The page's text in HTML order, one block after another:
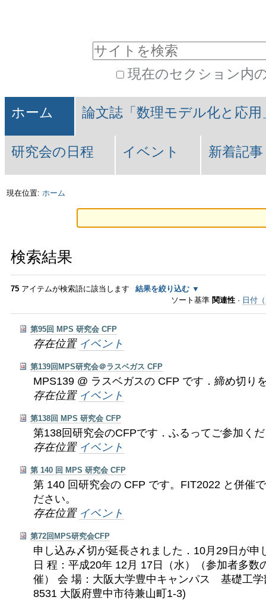
ツ
飛
ぶ
|
ゲ
ー
シ
ョ
ン
ル
ー
ル
現在のセクション内
細
索
Navigation
ホーム 論文誌「数理モデル化と応用
研究会の日程 イベント 新着記事
現在位置: ホーム
検索結果
75 アイテムが検索語に該当します
結果を絞り込む
ソート基準 関連性 · 日付
第95回 MPS 研究会 CFP
存在位置 イベント
第139回MPS研究会＠ラスベガス CFP
MPS139 @ ラスベガスの CFP です．締め切り
存在位置 イベント
第138回 MPS 研究会 CFP
第138回研究会のCFPです．ふるってご参加く
存在位置 イベント
第 140 回 MPS 研究会 CFP
第 140 回研究会の CFP です。FIT2022 と併催
ださい。
存在位置 イベント
第72回MPS研究会CFP
申し込み〆切が延長されました．10月29日が申
日 程：平成20年 12月 17日（水）（参加者多数
催） 会 場：大阪大学豊中キャンパス 基礎
8531 大阪府豊中市待兼山町1-3)